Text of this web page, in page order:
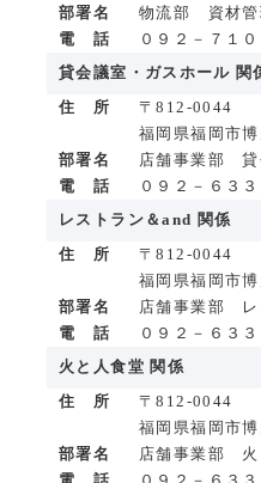
部署名
物流部 資材管
電 話
０９２－７１
貸会議室・ガスホール 関
住 所
〒812-0044
福岡県福岡市
部署名
店舗事業部 貸
電 話
０９２－６３
レストラン＆and 関係
住 所
〒812-0044
福岡県福岡市
部署名
店舗事業部 レ
電 話
０９２－６３
火と人食堂 関係
住 所
〒812-0044
福岡県福岡市
部署名
店舗事業部 火